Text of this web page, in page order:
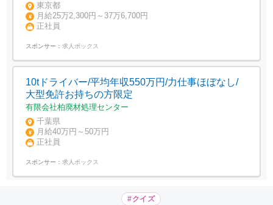
東京都
月給25万2,300円～37万6,700円
正社員
スポンサー： 求人ボックス
10tドライバー/平均年収550万円/力仕事ほぼなし/
大型免許お持ちの方限定
有限会社柏廃材処理センター
千葉県
月給40万円～50万円
正社員
スポンサー： 求人ボックス
#クイズ